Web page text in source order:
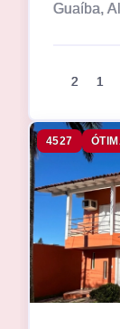
Guaíba,
2 1
4527